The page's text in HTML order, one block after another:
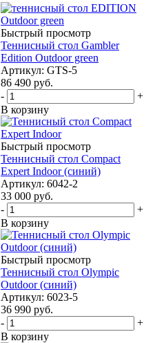
Быстрый просмотр
Теннисный стол Gambler
Edition Outdoor green
Артикул: GTS-5
86 490 руб.
-
+
В корзину
Быстрый просмотр
Теннисный стол Compact
Expert Indoor (синий)
Артикул: 6042-2
33 000 руб.
-
+
В корзину
Быстрый просмотр
Теннисный стол Olympic
Outdoor (синий)
Артикул: 6023-5
36 990 руб.
-
+
В корзину